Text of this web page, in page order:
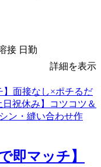
接 日勤
詳細を表示
即マッチ】